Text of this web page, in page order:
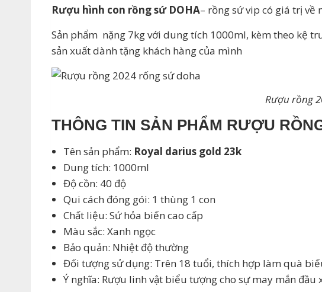
Rượu hình con rồng sứ DOHA– rồng sứ vip có giá trị
Sản phẩm nặng 7kg với dung tích 1000ml, kèm theo kệ
sản xuất dành tặng khách hàng của mình
Rượu rồng
THÔNG TIN SẢN PHẨM RƯỢU
Tên sản phẩm: Royal darius gold 23k
Dung tích: 1000ml
Độ cồn: 40 độ
Qui cách đóng gói: 1 thùng 1 con
Chất liệu: Sứ hỏa biến cao cấp
Màu sắc: Xanh ngọc
Bảo quản: Nhiệt độ thường
Đối tượng sử dụng: Trên 18 tuổi, thích hợp làm quà
Ý nghĩa: Rượu linh vật biểu tượng cho sự may mắn đầu